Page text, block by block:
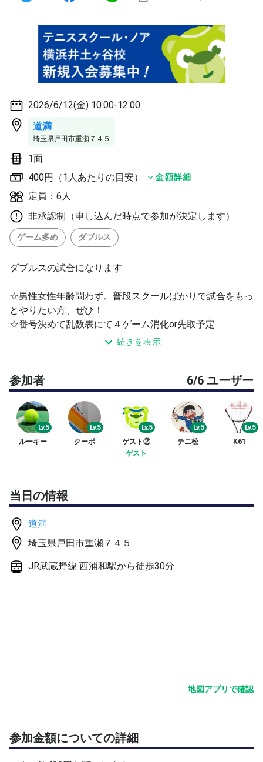
2026/6/12(金) 10:00-12:00
道満
埼玉県戸田市重瀬７４５
1面
400円（1人あたりの目安）
金額詳細
定員：6人
非承認制（申し込んだ時点で参加が決定します）
ゲーム多め ダブルス
ダブルスの試合になります
☆男性女性年齢問わず。普段スクールばかりで試合をもっ
とやりたい方、ぜひ！
☆番号決めて乱数表にて４ゲーム消化or先取予定
☆軽くアップ後、サーブ２本ずつ打ったら直ぐに試合開始
☆セルフジャッジで迷ったら「イン」で
☆隣のコートへの配慮を。取りに行く際は声かけて
☆暴言、無視は厳禁
☆とにかく楽しくやりましょう
続きを表示
参加者 6/6 ユーザー
Lv.5
ルーキー
Lv.5
クーボ
Lv.5
ゲスト②
ゲスト
Lv.5
テニ松
Lv.5
K61
当日の情報
道満
埼玉県戸田市重瀬７４５
JR武蔵野線 西浦和駅から徒歩30分
地図アプリで確認
参加金額についての詳細